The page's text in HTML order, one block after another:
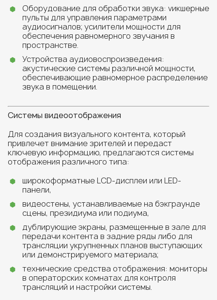
Оборудование для обработки звука: vикшерные
пульты для управления параметрами
аудиосигналов; усилители мощности для
обеспечения равномерного звучания в
пространстве.
Устройства аудиовоспроизведения:
акустические системы различной мощности,
обеспечивающие равномерное распределение
звука в помещении.
Системы видеоотображения
Для создания визуального контента, который
привлечет внимание зрителей и передаст
ключевую информацию, предлагаются системы
отображения различного типа:
широкоформатные LCD-дисплеи или LED-
панели,
видеостены, устанавливаемые на бэкграунде
сцены, президиума или подиума,
дублирующие экраны, размещенные в зале для
передачи контента в задние ряды либо для
трансляции укрупненных планов выступающих
или демонстрируемого материала;
технические средства отображения: мониторы
в операторских комнатах для контроля
трансляций и настройки системы.